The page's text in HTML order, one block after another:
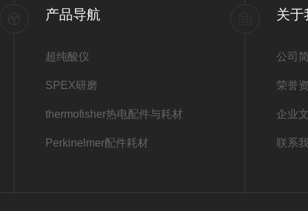
产品导航
超纯酸仪
SPEX研磨
thermofisher热电配件与耗材
Perkinelmer配件耗材
关于
公司
荣誉
企业
联系